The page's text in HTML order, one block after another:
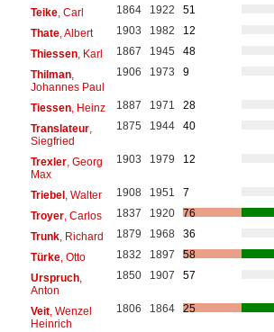
Teike, Carl 1864 1922
51
Thate, Albert 1903 1982
12
Thiessen, Karl 1867 1945
48
Thilman,
Johannes Paul
1906 1973 9
Tiessen, Heinz 1887 1971
28
Translateur,
Siegfried
1875 1944 40
Trexler, Georg
Max
1903 1979 12
Triebel , Walter 1908 1951
7
Troyer, Carlos 1837 1920
76
Trunk, Richard 1879 1968
36
Türke, Otto 1832 1897
58
Urspruch,
Anton
1850 1907 57
Veit, Wenzel
Heinrich
1806 1864 25